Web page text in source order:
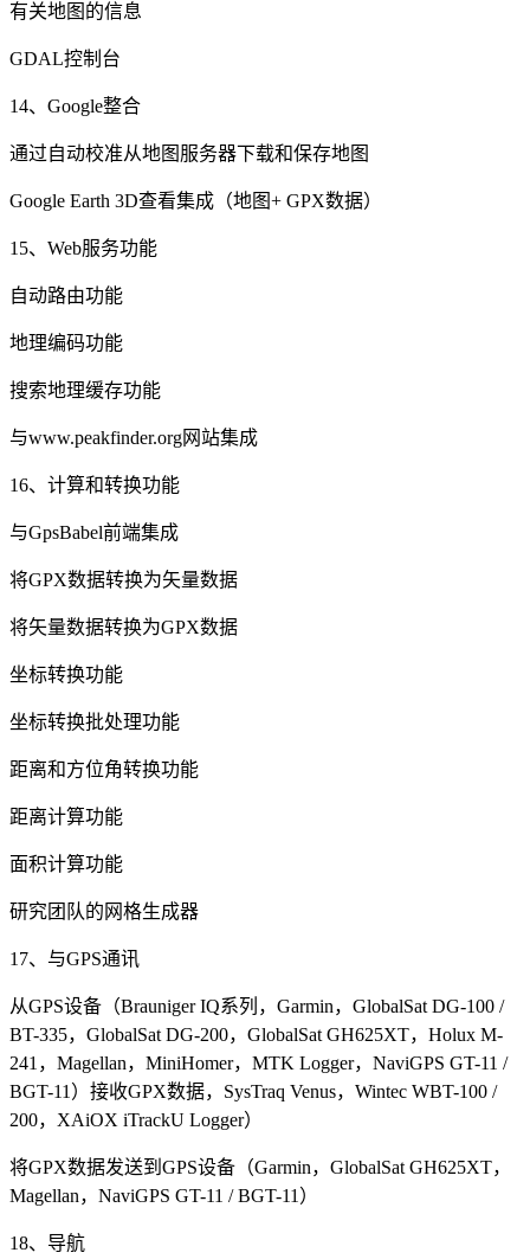
有关地图的信息
GDAL控制台
14、Google整合
通过自动校准从地图服务器下载和保存地图
Google Earth 3D查看集成（地图+ GPX数据）
15、Web服务功能
自动路由功能
地理编码功能
搜索地理缓存功能
与www.peakfinder.org网站集成
16、计算和转换功能
与GpsBabel前端集成
将GPX数据转换为矢量数据
将矢量数据转换为GPX数据
坐标转换功能
坐标转换批处理功能
距离和方位角转换功能
距离计算功能
面积计算功能
研究团队的网格生成器
17、与GPS通讯
从GPS设备（Brauniger IQ系列，Garmin，GlobalSat DG-100 /
BT-335，GlobalSat DG-200，GlobalSat GH625XT，Holux M-
241，Magellan，MiniHomer，MTK Logger，NaviGPS GT-11 /
BGT-11）接收GPX数据，SysTraq Venus，Wintec WBT-100 /
200，XAiOX iTrackU Logger）
将GPX数据发送到GPS设备（Garmin，GlobalSat GH625XT，
Magellan，NaviGPS GT-11 / BGT-11）
18、导航